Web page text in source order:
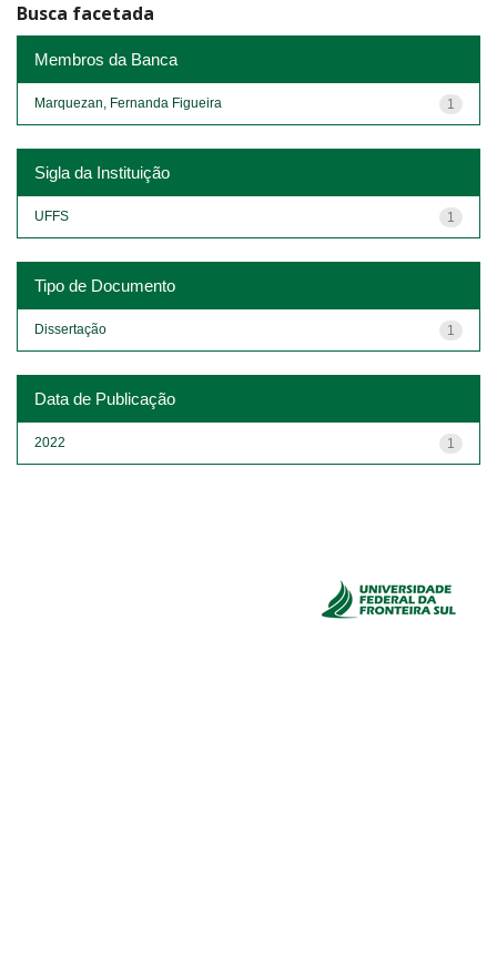
Busca facetada
Membros da Banca
1
Marquezan, Fernanda Figueira
Sigla da Instituição
1
UFFS
Tipo de Documento
1
Dissertação
Data de Publicação
1
2022